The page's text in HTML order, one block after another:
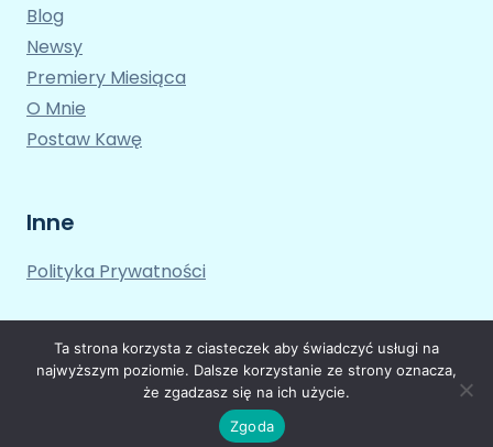
Blog
Newsy
Premiery Miesiąca
O Mnie
Postaw Kawę
Inne
Polityka Prywatności
© 2026 Trochę o Grach Motyw WordPress, autor: Kadence WP
Ta strona korzysta z ciasteczek aby świadczyć usługi na
najwyższym poziomie. Dalsze korzystanie ze strony oznacza,
że zgadzasz się na ich użycie.
Zgoda